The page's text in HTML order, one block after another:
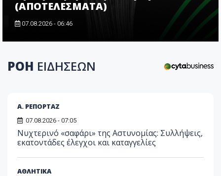
(ΑΠΟΤΕΛΕΣΜΑΤΑ)
07.08.2026 - 06:46
ΡΟΗ ΕΙΔΗΣΕΩΝ
Α. ΡΕΠΟΡΤΑΖ
07.08.2026 - 07:05
Νυχτερινό «σαφάρι» της Αστυνομίας: Συλλήψεις,
εκατοντάδες έλεγχοι και καταγγελίες
ΑΘΛΗΤΙΚΑ